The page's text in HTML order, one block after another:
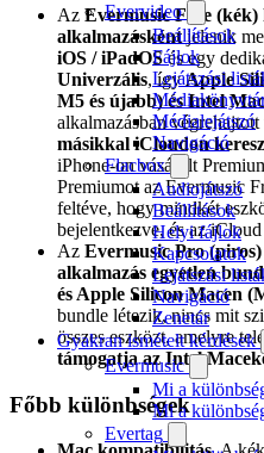
Evervideo
Beállítások
Fájlok
Lejátszási
Médialejátszó
Navigáció
Flacbox
Audiojátszó
Beállítások
Helyi fájlok
Kapcsolatok
Lejátszási
Navigáció
Zenetár
Gyakran ismételt kérdések
Evermusic
Mi a
Mi a
Evertag
Az Evermusic Free (kék)
alkalmazáskéntjelenik
iOS / iPadOSés egy
Univerzális, ígyApple
M5 és újabb) és Intel
alkalmazásban végrehajtott
másikkal iCloudon
iPhone-on vásárolt
Premiumot az Evermusic
feltéve, hogy mindkét
bejelentkezve, és az
Az Evermusic Pro (piros)
alkalmazás egyetlen
és Apple Silicon Macen
bundle létezik, nincs mit
összes eszközt, amelyre
támogatja az Intel
Főbb különbségek